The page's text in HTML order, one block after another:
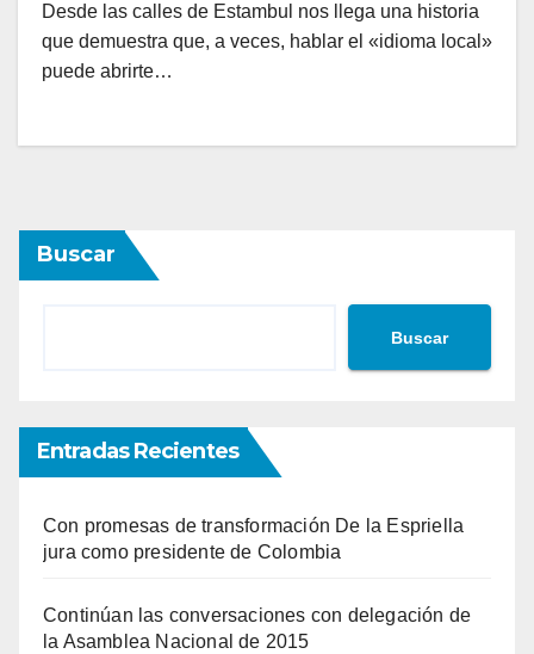
Desde las calles de Estambul nos llega una historia
que demuestra que, a veces, hablar el «idioma local»
puede abrirte…
Buscar
Buscar
Entradas Recientes
Con promesas de transformación De la Espriella
jura como presidente de Colombia
Continúan las conversaciones con delegación de
la Asamblea Nacional de 2015